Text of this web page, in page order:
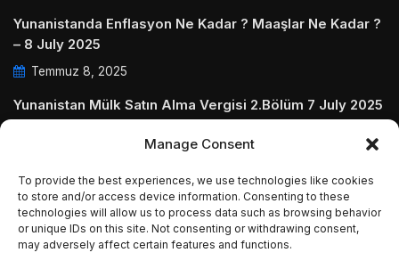
Manage Consent
To provide the best experiences, we use technologies like cookies
to store and/or access device information. Consenting to these
technologies will allow us to process data such as browsing behavior
or unique IDs on this site. Not consenting or withdrawing consent,
may adversely affect certain features and functions.
Yunanistanda Enflasyon Ne Kadar ? Maaşlar Ne Kadar ?
– 8 July 2025
Temmuz 8, 2025
Yunanistan Mülk Satın Alma Vergisi 2.Bölüm 7 July 2025
July 2025
Temmuz 5, 2025